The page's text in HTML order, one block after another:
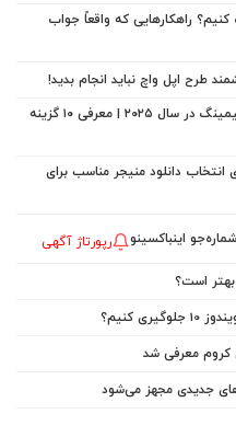
راهکارهایی که واقعاً جواب
مناسب‌ترین کارت گرافیک برای بازی و گیمینگ در سال ۲۰۲۵ | معرفی ۱۰ گزینه
انتخاب دانلود منیجر مناسب برای
اینباکسینو رپورتاژ آگهی
جدیدی مجهز می‌شود